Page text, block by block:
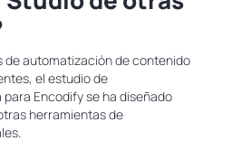
de automatización de contenido
el estudio de
Encodify se ha diseñado
herramientas de